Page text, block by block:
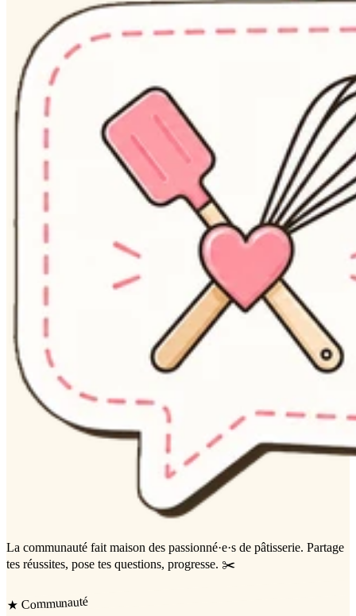
La communauté fait maison des passionné·e·s de pâtisserie. Partage
tes réussites, pose tes questions, progresse. ✂️
★ Communauté